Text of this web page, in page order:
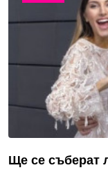
Ще се съберат